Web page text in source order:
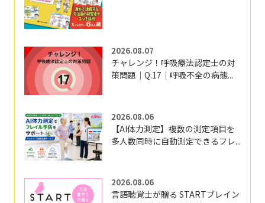
2026.08.07
チャレンジ！呼吸療法認定士の対
策問題｜Q.17｜呼吸不全の病態...
2026.08.06
【AI体力測定】複数の測定項目を
多人数同時に自動測定できるフレ...
2026.08.06
言語聴覚士が贈る STARTブレイン